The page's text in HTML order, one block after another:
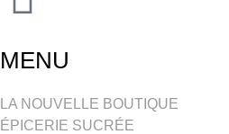
MENU
LA NOUVELLE BOUTIQUE
ÉPICERIE SUCRÉE